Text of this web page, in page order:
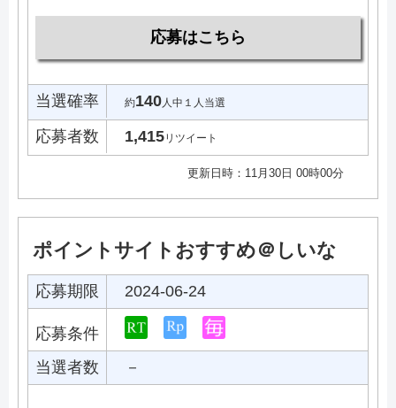
応募はこちら
当選確率 約140 人中１人当選
応募者数 1,415リツイート
更新日時：11月30日 00時00分
ポイントサイトおすすめ＠しいな
応募期限 2024-06-24
応募条件
当選者数
－